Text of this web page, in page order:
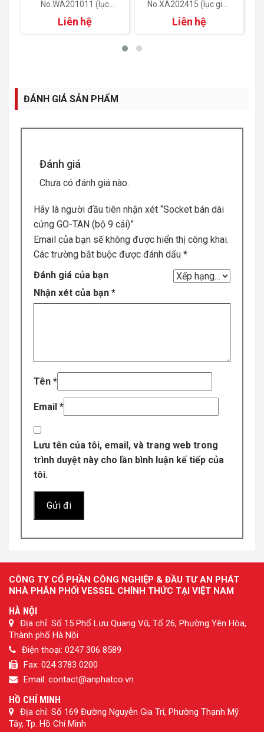
No.WA201011 (lục
giác 10×113)
Liên hệ
No.XA202415 (lục giác
24×160)
Liên hệ
ĐÁNH GIÁ SẢN PHẨM
Đánh giá
Chưa có đánh giá nào.
Hãy là người đầu tiên nhận xét “Socket bán dài
cứng GO-TAN (bộ 9 cái)”
Email của bạn sẽ không được hiển thị công khai.
Các trường bắt buộc được đánh dấu *
Đánh giá của bạn
Nhận xét của bạn *
Tên *
Email *
Lưu tên của tôi, email, và trang web trong
trình duyệt này cho lần bình luận kế tiếp của
tôi.
CÔNG TY CỔ PHẦN CÔNG NGHIỆP & ĐẦU TƯ AN PHÁT
NHÀ PHÂN PHỐI VESSEL CHÍNH THỨC TẠI VIỆT NAM
HÀ NỘI
Địa chỉ: Số 15 Phố Lưu Quang Vũ, Tổ 26, Phường Yên Hòa,
Thành phố Hà Nội
Điện thoại: 0247 306 8589
Fax: 024 3783 0200
Email: contact@anphatco.vn
HỒ CHÍ MINH
Địa chỉ: Số 169 Đường Nguyễn Gia Trí, Phường Thạnh Mỹ
Tây, Tp. Hồ Chí Minh